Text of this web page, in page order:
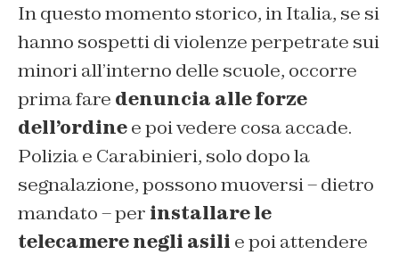
In questo momento storico, in Italia, se si
hanno sospetti di violenze perpetrate sui
minori all’interno delle scuole, occorre
prima fare denuncia alle forze
dell’ordinee poi vedere cosa accade.
Polizia e Carabinieri, solo dopo la
segnalazione, possono muoversi – dietro
mandato – per installare le
telecamere negli asili e poi attendere